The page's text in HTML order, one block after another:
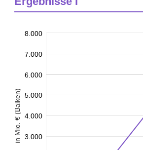
in Mio. € (Balken) 3.000
4.000
5.000
6.000
7.000
8.000